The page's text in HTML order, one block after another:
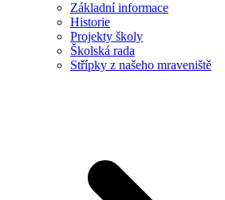
Základní informace
Historie
Projekty školy
Školská rada
Střípky z našeho mraveniště